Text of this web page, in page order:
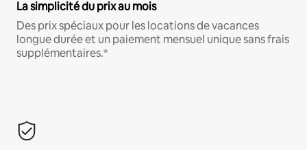
La simplicité du prix au mois
Des prix spéciaux pour les locations de vacances
longue durée et un paiement mensuel unique sans frais
supplémentaires.*